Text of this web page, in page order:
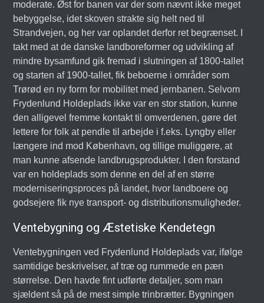
moderate. Øst for banen var der som nævnt ikke meget
bebyggelse, idet skoven strakte sig helt ned til
Strandvejen, og her var oplandet derfor ret begrænset. I
takt med at de danske landboreformer og udvikling af
mindre bysamfund gik fremad i slutningen af 1800-tallet
og starten af 1900-tallet, fik beboerne i områder som
Trørød en ny form for mobilitet med jernbanen. Selvom
Frydenlund Holdeplads ikke var en stor station, kunne
den alligevel fremme kontakt til omverdenen, gøre det
lettere for folk at pendle til arbejde i f.eks. Lyngby eller
længere ind mod København, og tillige muliggøre, at
man kunne afsende landbrugsprodukter. I den forstand
var en holdeplads som denne en del af en større
moderniseringsproces på landet, hvor landboere og
godsejere fik nye transport- og distributionsmuligheder.
Ventebygning og Æstetiske Kendetegn
Ventebygningen ved Frydenlund Holdeplads var, ifølge
samtidige beskrivelser, af træ og rummede en pæn
størrelse. Den havde fint udførte detaljer, som man
sjældent så på de mest simple trinbrætter. Bygningen